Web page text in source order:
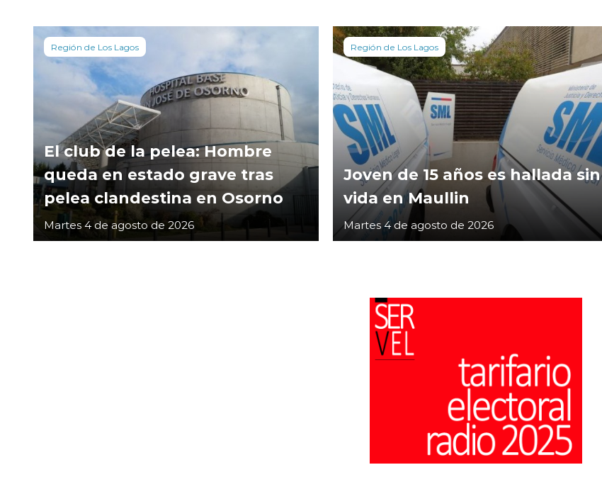
Región de Los Lagos
El club de la pelea: Hombre
queda en estado grave tras
pelea clandestina en Osorno
Martes 4 de agosto de 2026
Región de Los Lagos
Joven de 15 años es hallada sin
vida en Maullin
Martes 4 de agosto de 2026